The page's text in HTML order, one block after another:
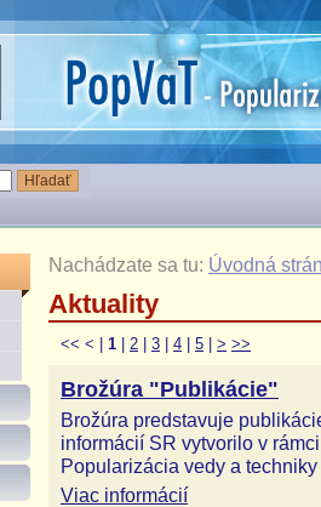
Nachádzate sa tu: Úvodná
Aktuality
<< < 1 2 3 4 5 > >>
Brožúra "Publikácie"
Brožúra predstavuje
informácií SR vytvorilo v
Popularizácia vedy a
Viac informácií